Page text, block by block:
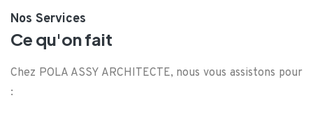
Nos Services
Ce qu'on fait
Chez POLA ASSY ARCHITECTE, nous vous assistons pour
: